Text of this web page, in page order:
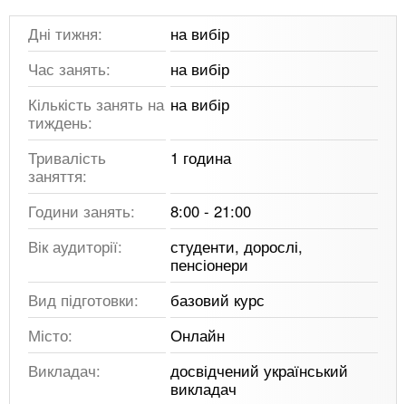
Дні тижня:
на вибір
Час занять:
на вибір
Кількість занять на
тиждень:
на вибір
Тривалість
заняття:
1 година
Години занять:
8:00 - 21:00
Вік аудиторії:
студенти, дорослі,
пенсіонери
Вид підготовки:
базовий курс
Місто:
Онлайн
Викладач:
досвідчений український
викладач